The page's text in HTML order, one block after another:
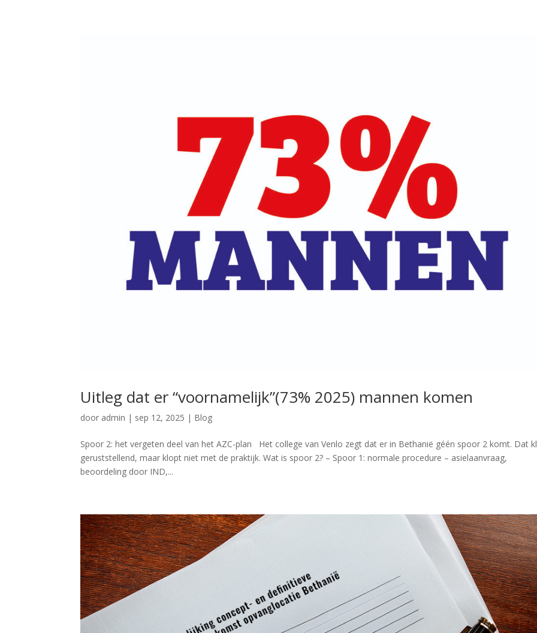
Uitleg dat er “voornamelijk”(73% 2025) mannen komen
door admin | sep 12, 2025 | Blog
Spoor 2: het vergeten deel van het AZC-plan Het college van Venlo zegt dat er in Bethanië géén spoor 2 komt. Dat
geruststellend, maar klopt niet met de praktijk. Wat is spoor 2? – Spoor 1: normale procedure – asielaanvraag,
beoordeling door IND,...